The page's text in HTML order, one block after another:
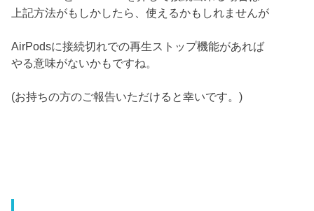
上記方法がもしかしたら、使えるかもしれませんが
AirPodsに接続切れでの再生ストップ機能があれば
やる意味がないかもですね。
(お持ちの方のご報告いただけると幸いです。)